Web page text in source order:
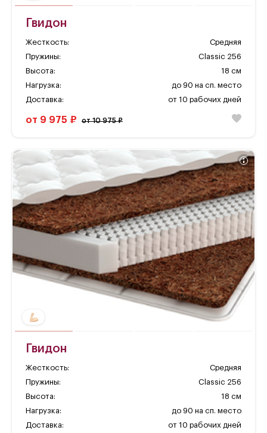
Гвидон
Жесткость:
Средняя
Пружины:
Classic 256
Высота:
18 см
Нагрузка:
до 90 на сп. место
Доставка:
от 10 рабочих дней
от 9 975 ₽ от 10 975 ₽
Гвидон
Жесткость:
Средняя
Пружины:
Classic 256
Высота:
18 см
Нагрузка:
до 90 на сп. место
Доставка:
от 10 рабочих дней